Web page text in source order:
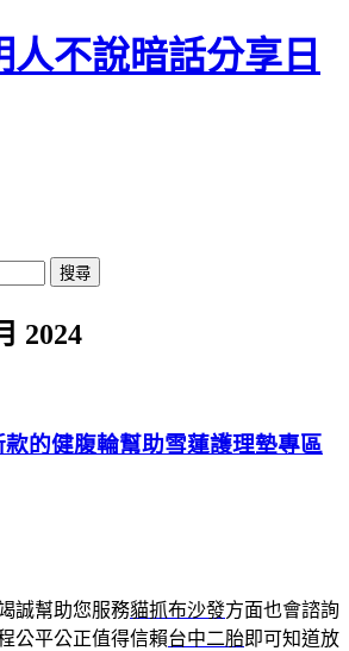
人不說暗話分享日
2024
的健腹輪幫助雪蓮護理墊專區
誠幫助您服務貓抓布沙發方面也會諮詢
公平公正值得信賴台中二胎即可知道放